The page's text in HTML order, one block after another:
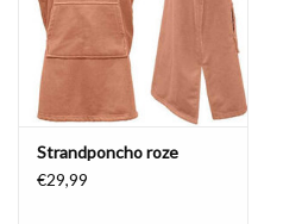
Strandponcho roze
€29,99